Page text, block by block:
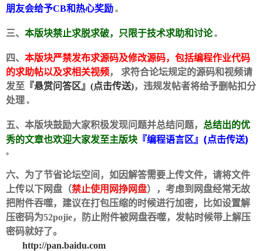
破
解
朋友会给予CB和热心奖励 。
三、 本版块禁止求脱求破，只限于技术求助和讨论。
四、 本版块严禁发布求源码及修改源码，包括编程作业代码
的求助帖以及求相关视频， 求符合论坛规定的源码和视频请
发至 『悬赏问答区』(点击传送)，违规发帖者将给予删帖扣分
处理 。
五、本版块鼓励大家积极发现问题并总结问题， 总结出的优
秀的文章也欢迎大家发至主版块 『编程语言区』(点击传送)
。
六、为了节省论坛空间，如因解答需要上传文件，请将文件
上传以下网盘（禁止使用网挣网盘），考虑到网盘经常无故
把附件吞噬，建议在打包压缩的时候进行加密，比如设置解
压密码为52pojie，防止附件被网盘吞噬，发帖时候带上解压
密码就好了。
http://pan.baidu.com